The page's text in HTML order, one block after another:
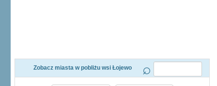
Zobacz miasta w pobliżu wsi Łojewo